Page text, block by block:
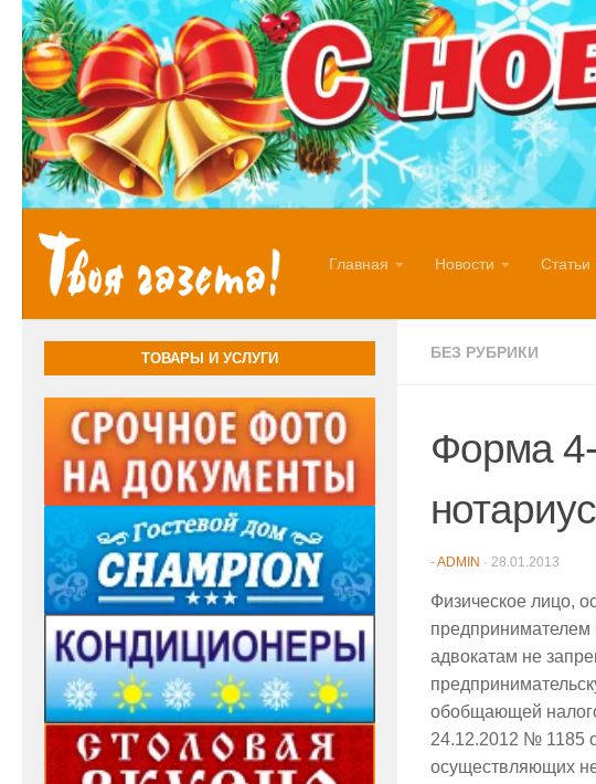
Перейти к содержимому
Главная Новости Статьи
БЕЗ РУБРИКИ
Форма
-ADMIN · 28.01.2013
Физическое лицо,
предпринимателем
адвокатам не
обобщающей
24.12.2012 № 1185
осуществляющих
ТОВАРЫ И УСЛУГИ